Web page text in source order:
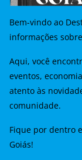
Bem-vindo ao
informações
Aqui, você
eventos,
atento às
comunidade.
Fique por dentro
Goiás!